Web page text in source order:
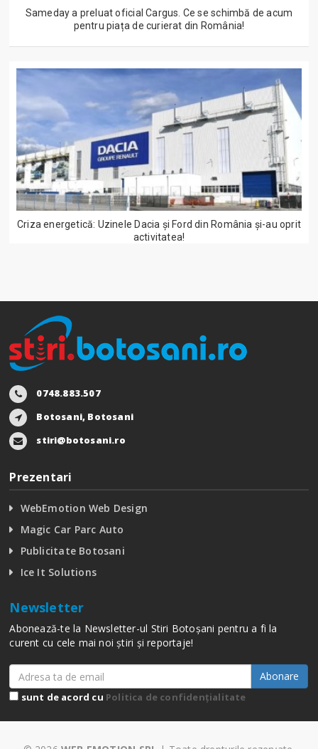
Sameday a preluat oficial Cargus. Ce se schimbă de acum
pentru piața de curierat din România!
Criza energetică: Uzinele Dacia și Ford din România și-au oprit
activitatea!
0748.883.507
Botosani, Botosani
stiri@botosani.ro
Prezentari
WebEmotion Web Design
Magic Car Parc Auto
Publicitate Botosani
Ice It Solutions
Newsletter
Abonează-te la Newsletter-ul Stiri Botoșani pentru a fi la
curent cu cele mai noi știri și reportaje!
Abonare
sunt de acord cu Politica de confidențialitate